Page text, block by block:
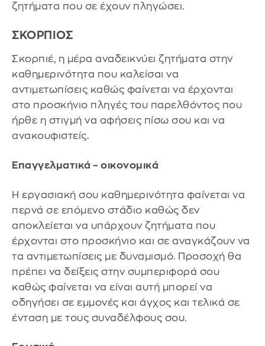
ζητήματα που σε έχουν πληγώσει.
ΣΚΟΡΠΙΟΣ
Σκορπιέ, η μέρα αναδεικνύει ζητήματα στην
καθημερινότητα που καλείσαι να
αντιμετωπίσεις καθώς φαίνεται να έρχονται
στο προσκήνιο πληγές του παρελθόντος που
ήρθε η στιγμή να αφήσεις πίσω σου και να
ανακουφιστείς.
Επαγγελματικά – οικονομικά
Η εργασιακή σου καθημερινότητα φαίνεται να
περνά σε επόμενο στάδιο καθώς δεν
αποκλείεται να υπάρχουν ζητήματα που
έρχονται στο προσκήνιο και σε αναγκάζουν να
τα αντιμετωπίσεις με δυναμισμό. Προσοχή θα
πρέπει να δείξεις στην συμπεριφορά σου
καθώς φαίνεται να είναι αυτή μπορεί να
οδηγήσει σε εμμονές και άγχος και τελικά σε
ένταση με τους συναδέλφους σου.